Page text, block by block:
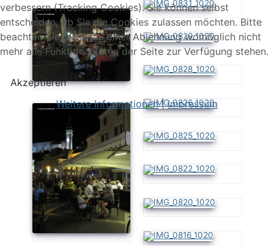
verbessern (Tracking Cookies). Sie können selbst
entscheiden, ob Sie die Cookies zulassen möchten. Bitte
beachten Sie, dass bei einer Ablehnung womöglich nicht
mehr alle Funktionalitäten der Seite zur Verfügung stehen.
Akzeptieren
Weitere Informationen|Impressum